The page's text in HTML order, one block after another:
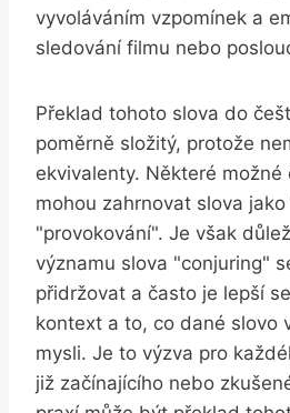
vyvoláváním vzpomínek a
sledování filmu nebo
Překlad tohoto slova do
poměrně složitý, protože
ekvivalenty. Některé možné
mohou zahrnovat slova
"provokování". Je však
významu slova "conjuring"
přidržovat a často je lepší
kontext a to, co dané slovo
mysli. Je to výzva pro
již začínajícího nebo